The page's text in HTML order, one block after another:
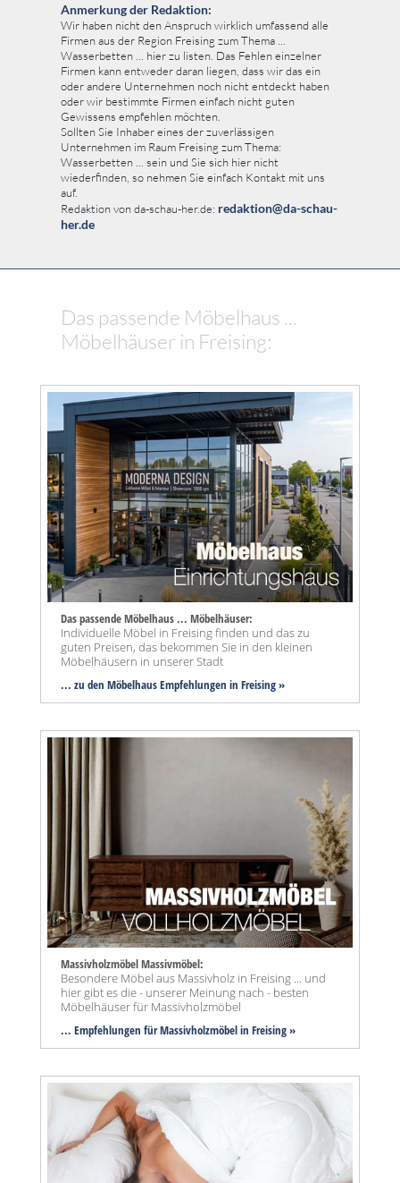
Anmerkung der Redaktion:
Wir haben nicht den Anspruch wirklich umfassend alle
Firmen aus der Region Freising zum Thema ...
Wasserbetten ... hier zu listen. Das Fehlen einzelner
Firmen kann entweder daran liegen, dass wir das ein
oder andere Unternehmen noch nicht entdeckt haben
oder wir bestimmte Firmen einfach nicht guten
Gewissens empfehlen möchten.
Sollten Sie Inhaber eines der zuverlässigen
Unternehmen im Raum Freising zum Thema:
Wasserbetten ... sein und Sie sich hier nicht
wiederfinden, so nehmen Sie einfach Kontakt mit uns
auf.
Redaktion von da-schau-her.de: redaktion@da-schau-
her.de
Das passende Möbelhaus ...
Möbelhäuser in Freising:
Das passende Möbelhaus ... Möbelhäuser:
Individuelle Möbel in Freising finden und das zu
guten Preisen, das bekommen Sie in den kleinen
Möbelhäusern in unserer Stadt
... zu den Möbelhaus Empfehlungen in Freising »
Massivholzmöbel Massivmöbel:
Besondere Möbel aus Massivholz in Freising ... und
hier gibt es die - unserer Meinung nach - besten
Möbelhäuser für Massivholzmöbel
... Empfehlungen für Massivholzmöbel in Freising »